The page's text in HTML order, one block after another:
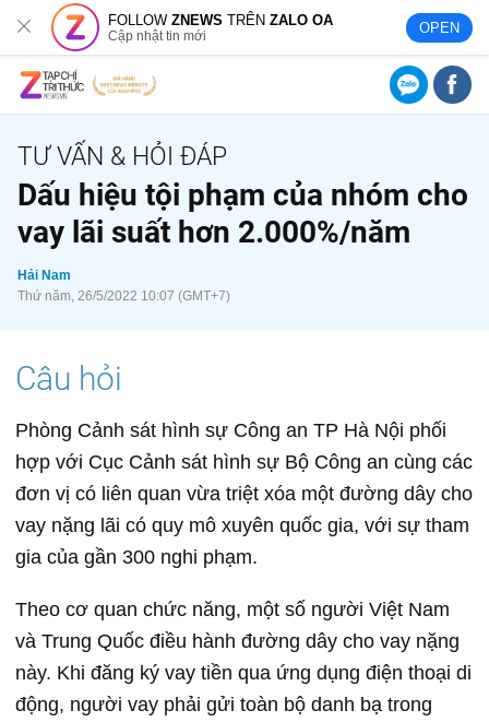
FOLLOWZNEWS TRÊNZALO OA
Cập nhật tin mới OPEN
Dấu hiệu tội phạm của nhóm cho
vay lãi suất hơn 2.000%/năm
Hải Nam
Thứ năm, 26/5/2022 10:07 (GMT+7)
Phòng Cảnh sát hình sự Công an TP Hà Nội phối
hợp với Cục Cảnh sát hình sự Bộ Công an cùng các
đơn vị có liên quan vừa triệt xóa một đường dây cho
vay nặng lãi có quy mô xuyên quốc gia, với sự tham
gia của gần 300 nghi phạm.
Theo cơ quan chức năng, một số người Việt Nam
và Trung Quốc điều hành đường dây cho vay nặng
này. Khi đăng ký vay tiền qua ứng dụng điện thoại di
động, người vay phải gửi toàn bộ danh bạ trong